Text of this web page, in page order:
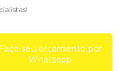
Faça seu orçamento por
Whatsapp